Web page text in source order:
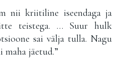
nii kriitiline iseendaga ja
teistega. … Suur hulk
sai välja tulla. Nagu
maha jäetud.”